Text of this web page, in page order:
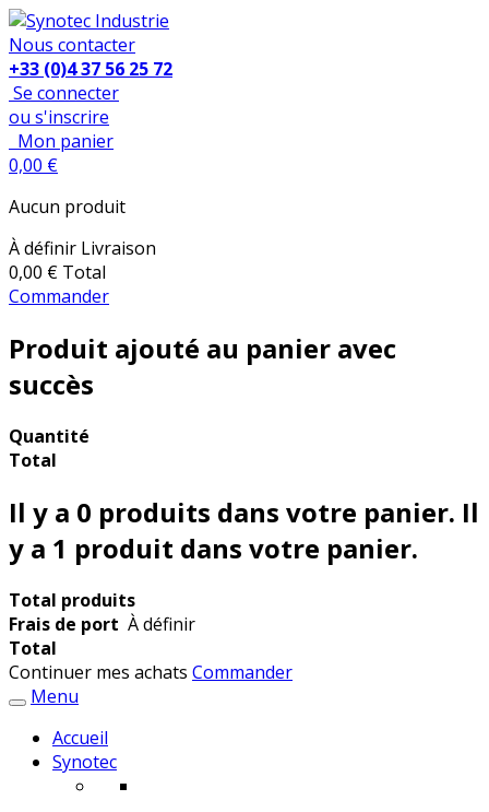
Nous contacter
+33 (0)4 37 56 25 72
Se connecter
ou s'inscrire
Mon panier
0,00 €
Aucun produit
À définir Livraison
0,00 € Total
Commander
Produit ajouté au panier avec
succès
Quantité
Total
Il y a 0 produits dans votre panier. Il
y a 1 produit dans votre panier.
Total produits
Frais de port À définir
Total
Continuer mes achats Commander
Menu
Accueil
Synotec